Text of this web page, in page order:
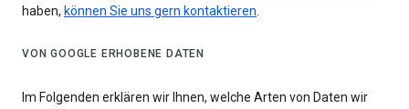
haben, können Sie uns gern kontaktieren.
VON GOOGLE ERHOBENE DATEN
Im Folgenden erklären wir Ihnen, welche Arten von Daten wir